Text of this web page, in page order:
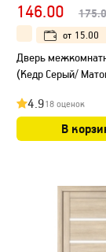
146.00
от 15.00
Дверь
(Кедр Серый/
4.918 оценок
В